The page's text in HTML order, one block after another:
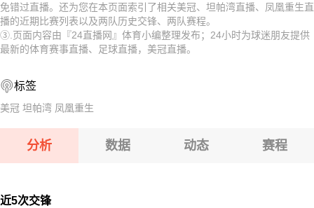
08-11 【欧冠】 凯拉特VS索非亚列夫斯基
08-11 【欧女锦U16B级】 比利时女篮U16VS波黑女篮U16
08-11 【芬乙】 中新地VS图尔库国际B队
08-11 【芬乙】 于韦斯屈莱VS坦佩雷
08-11 【欧女锦U16B级】 比利时女篮U16VS波黑女篮U16
免错过直播。还为您在本页面索引了相关美冠、坦帕湾直播、凤凰重生直
播的近期比赛列表以及两队历史交锋、两队赛程。
③.页面内容由『24直播网』体育小编整理发布；24小时为球迷朋友提供
最新的体育赛事直播、足球直播，美冠直播。
标签
美冠 坦帕湾 凤凰重生
分析 数据 动态 赛程
近5次交锋